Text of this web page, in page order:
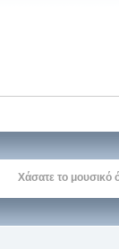
Δείτε την σελίδα του